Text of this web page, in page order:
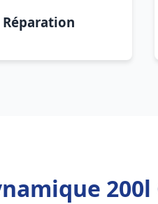
Réparation
200l